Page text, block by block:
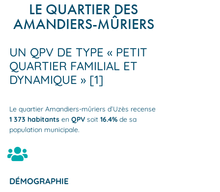
LE QUARTIER DES
AMANDIERS-MÛRIERS
UN QPV DE TYPE « PETIT
QUARTIER FAMILIAL ET
DYNAMIQUE » [1]
Le quartier Amandiers-mûriers d’Uzès recense
1 373 habitantsen QPVsoit 16.4% de sa
population municipale.
DÉMOGRAPHIE